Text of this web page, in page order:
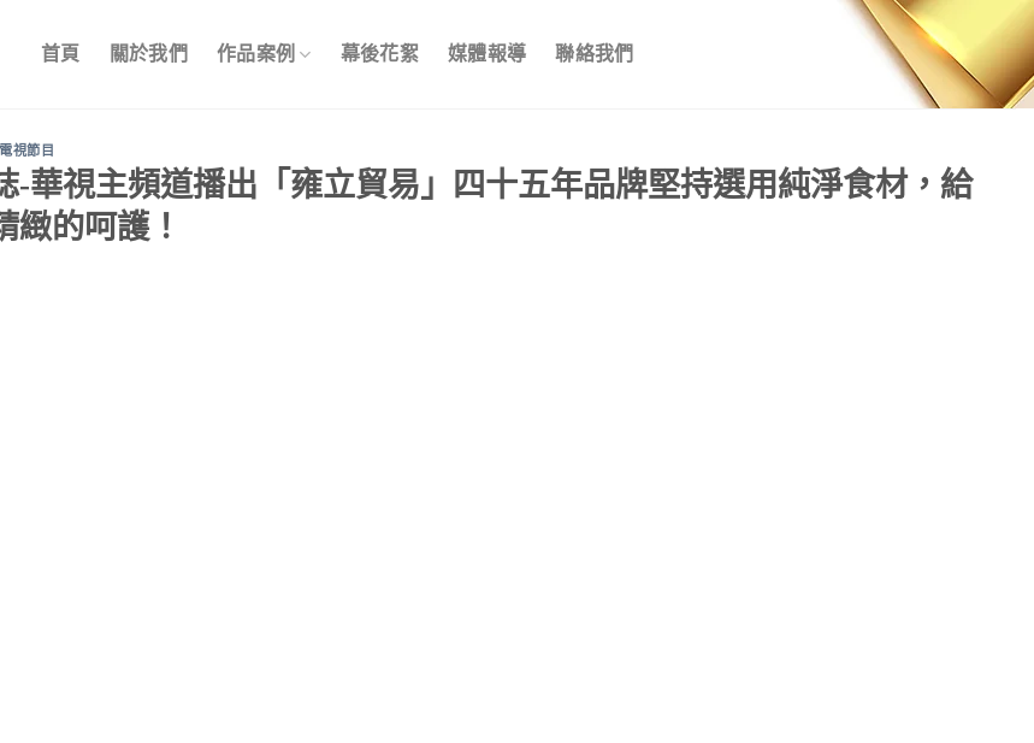
首頁 關於我們 作品案例 幕後花絮 媒體報導 聯絡我們
電視節目
-華視主頻道播出「雍立貿易」四十五年品牌堅持選用純淨食材，給
緻的呵護！